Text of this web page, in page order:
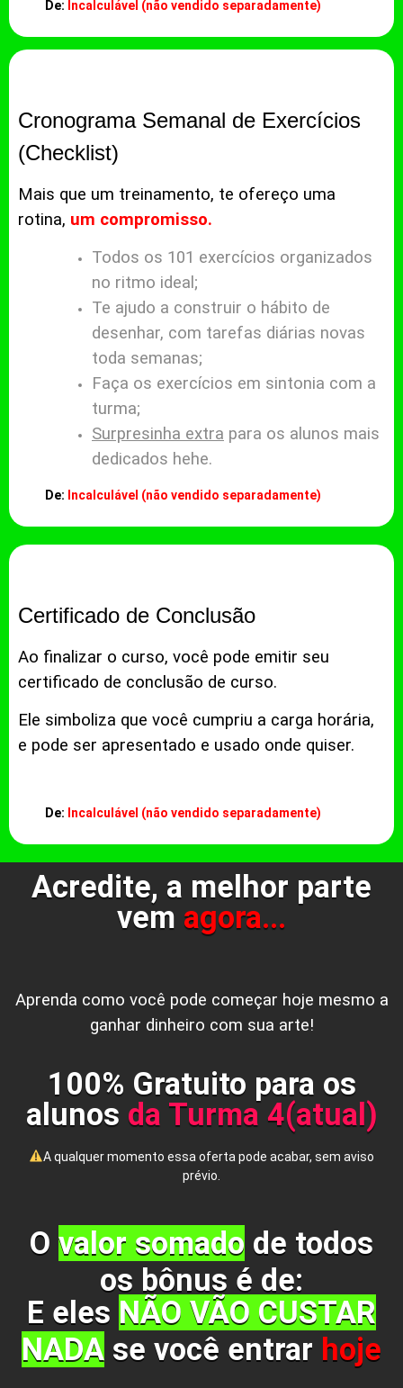
De: Incalculável (não vendido separadamente)
Cronograma Semanal de Exercícios
(Checklist)
Mais que um treinamento, te ofereço uma
rotina, um compromisso.
Todos os 101 exercícios organizados
no ritmo ideal;
Te ajudo a construir o hábito de
desenhar, com tarefas diárias novas
toda semanas;
Faça os exercícios em sintonia com a
turma;
Surpresinha extra para os alunos mais
dedicados hehe.
De: Incalculável (não vendido separadamente)
Certificado de Conclusão
Ao finalizar o curso, você pode emitir seu
certificado de conclusão de curso.
Ele simboliza que você cumpriu a carga horária,
e pode ser apresentado e usado onde quiser.
De: Incalculável (não vendido separadamente)
Acredite, a melhor parte
vem agora...
Aprenda como você pode começar hoje mesmo a
ganhar dinheiro com sua arte!
100% Gratuito para os
alunos da Turma 4(atual)
A qualquer momento essa oferta pode acabar, sem aviso
prévio.
O valor somado de todos
os bônus é de:
E eles NÃO VÃO CUSTAR
NADA se você entrar hoje